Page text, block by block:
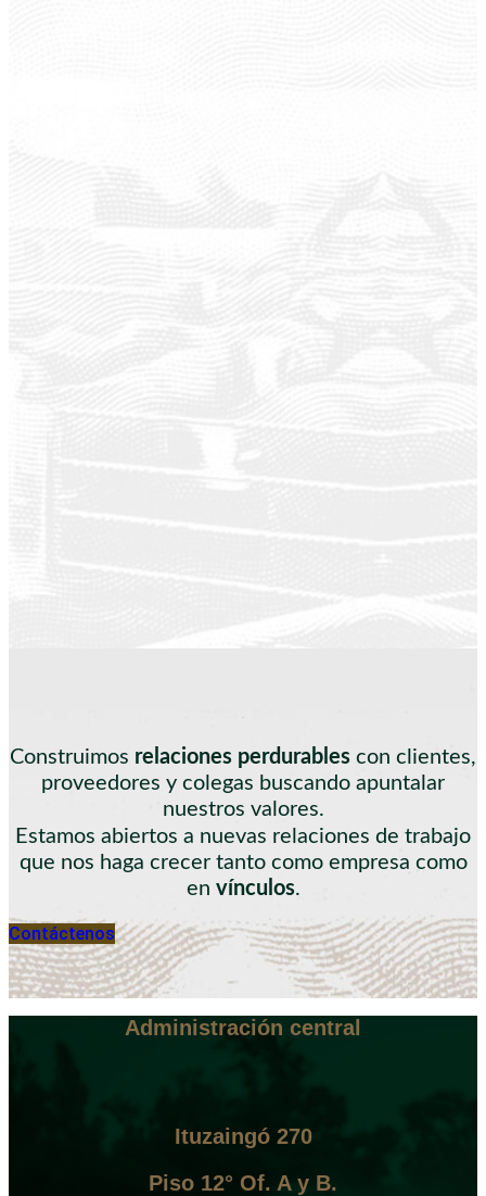
Construimos relaciones perdurables con clientes,
proveedores y colegas buscando apuntalar
nuestros valores.
Estamos abiertos a nuevas relaciones de trabajo
que nos haga crecer tanto como empresa como
en vínculos.
Contáctenos
Administración central
Ituzaingó 270
Piso 12° Of. A y B.